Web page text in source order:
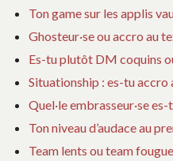
Ton game sur les applis
Ghosteur·se ou accro au
Es-tu plutôt DM coquins
Situationship : es-tu accro
Quel·le embrasseur·se es-
Ton niveau d’audace au
Team lents ou team